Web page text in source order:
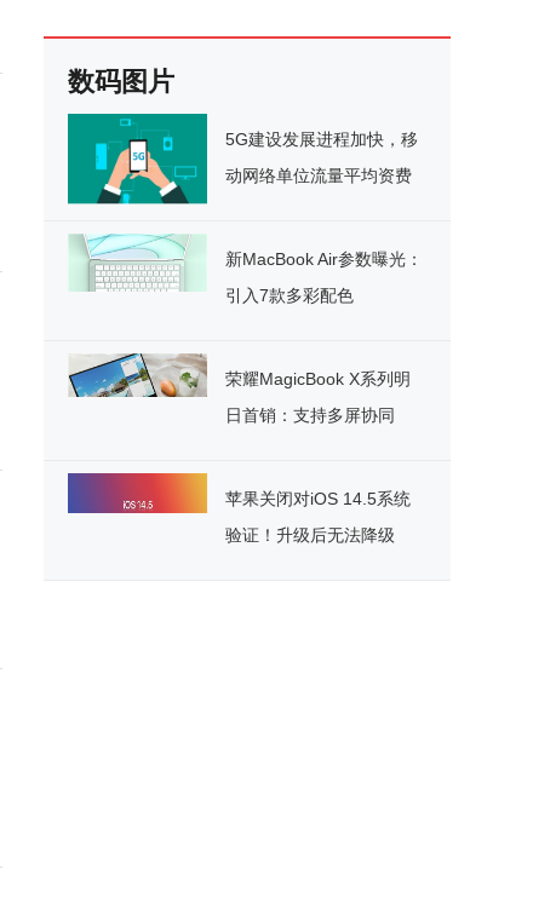
数码图片
5G建设发展进程加快，移
动网络单位流量平均资费
新MacBook Air参数曝光：
引入7款多彩配色
荣耀MagicBook X系列明
日首销：支持多屏协同
苹果关闭对iOS 14.5系统
验证！升级后无法降级